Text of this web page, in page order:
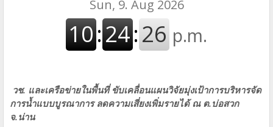
วช. และเครือข่ายในพื้นที่ ขับเคลื่อนแผนวิจัยมุ่งเป้าการบริหารจัด
การนํ้าแบบบูรณาการ ลดความเสี่ยงเพิ่มรายได้ ณ ต.บ่อสวก
จ.น่าน